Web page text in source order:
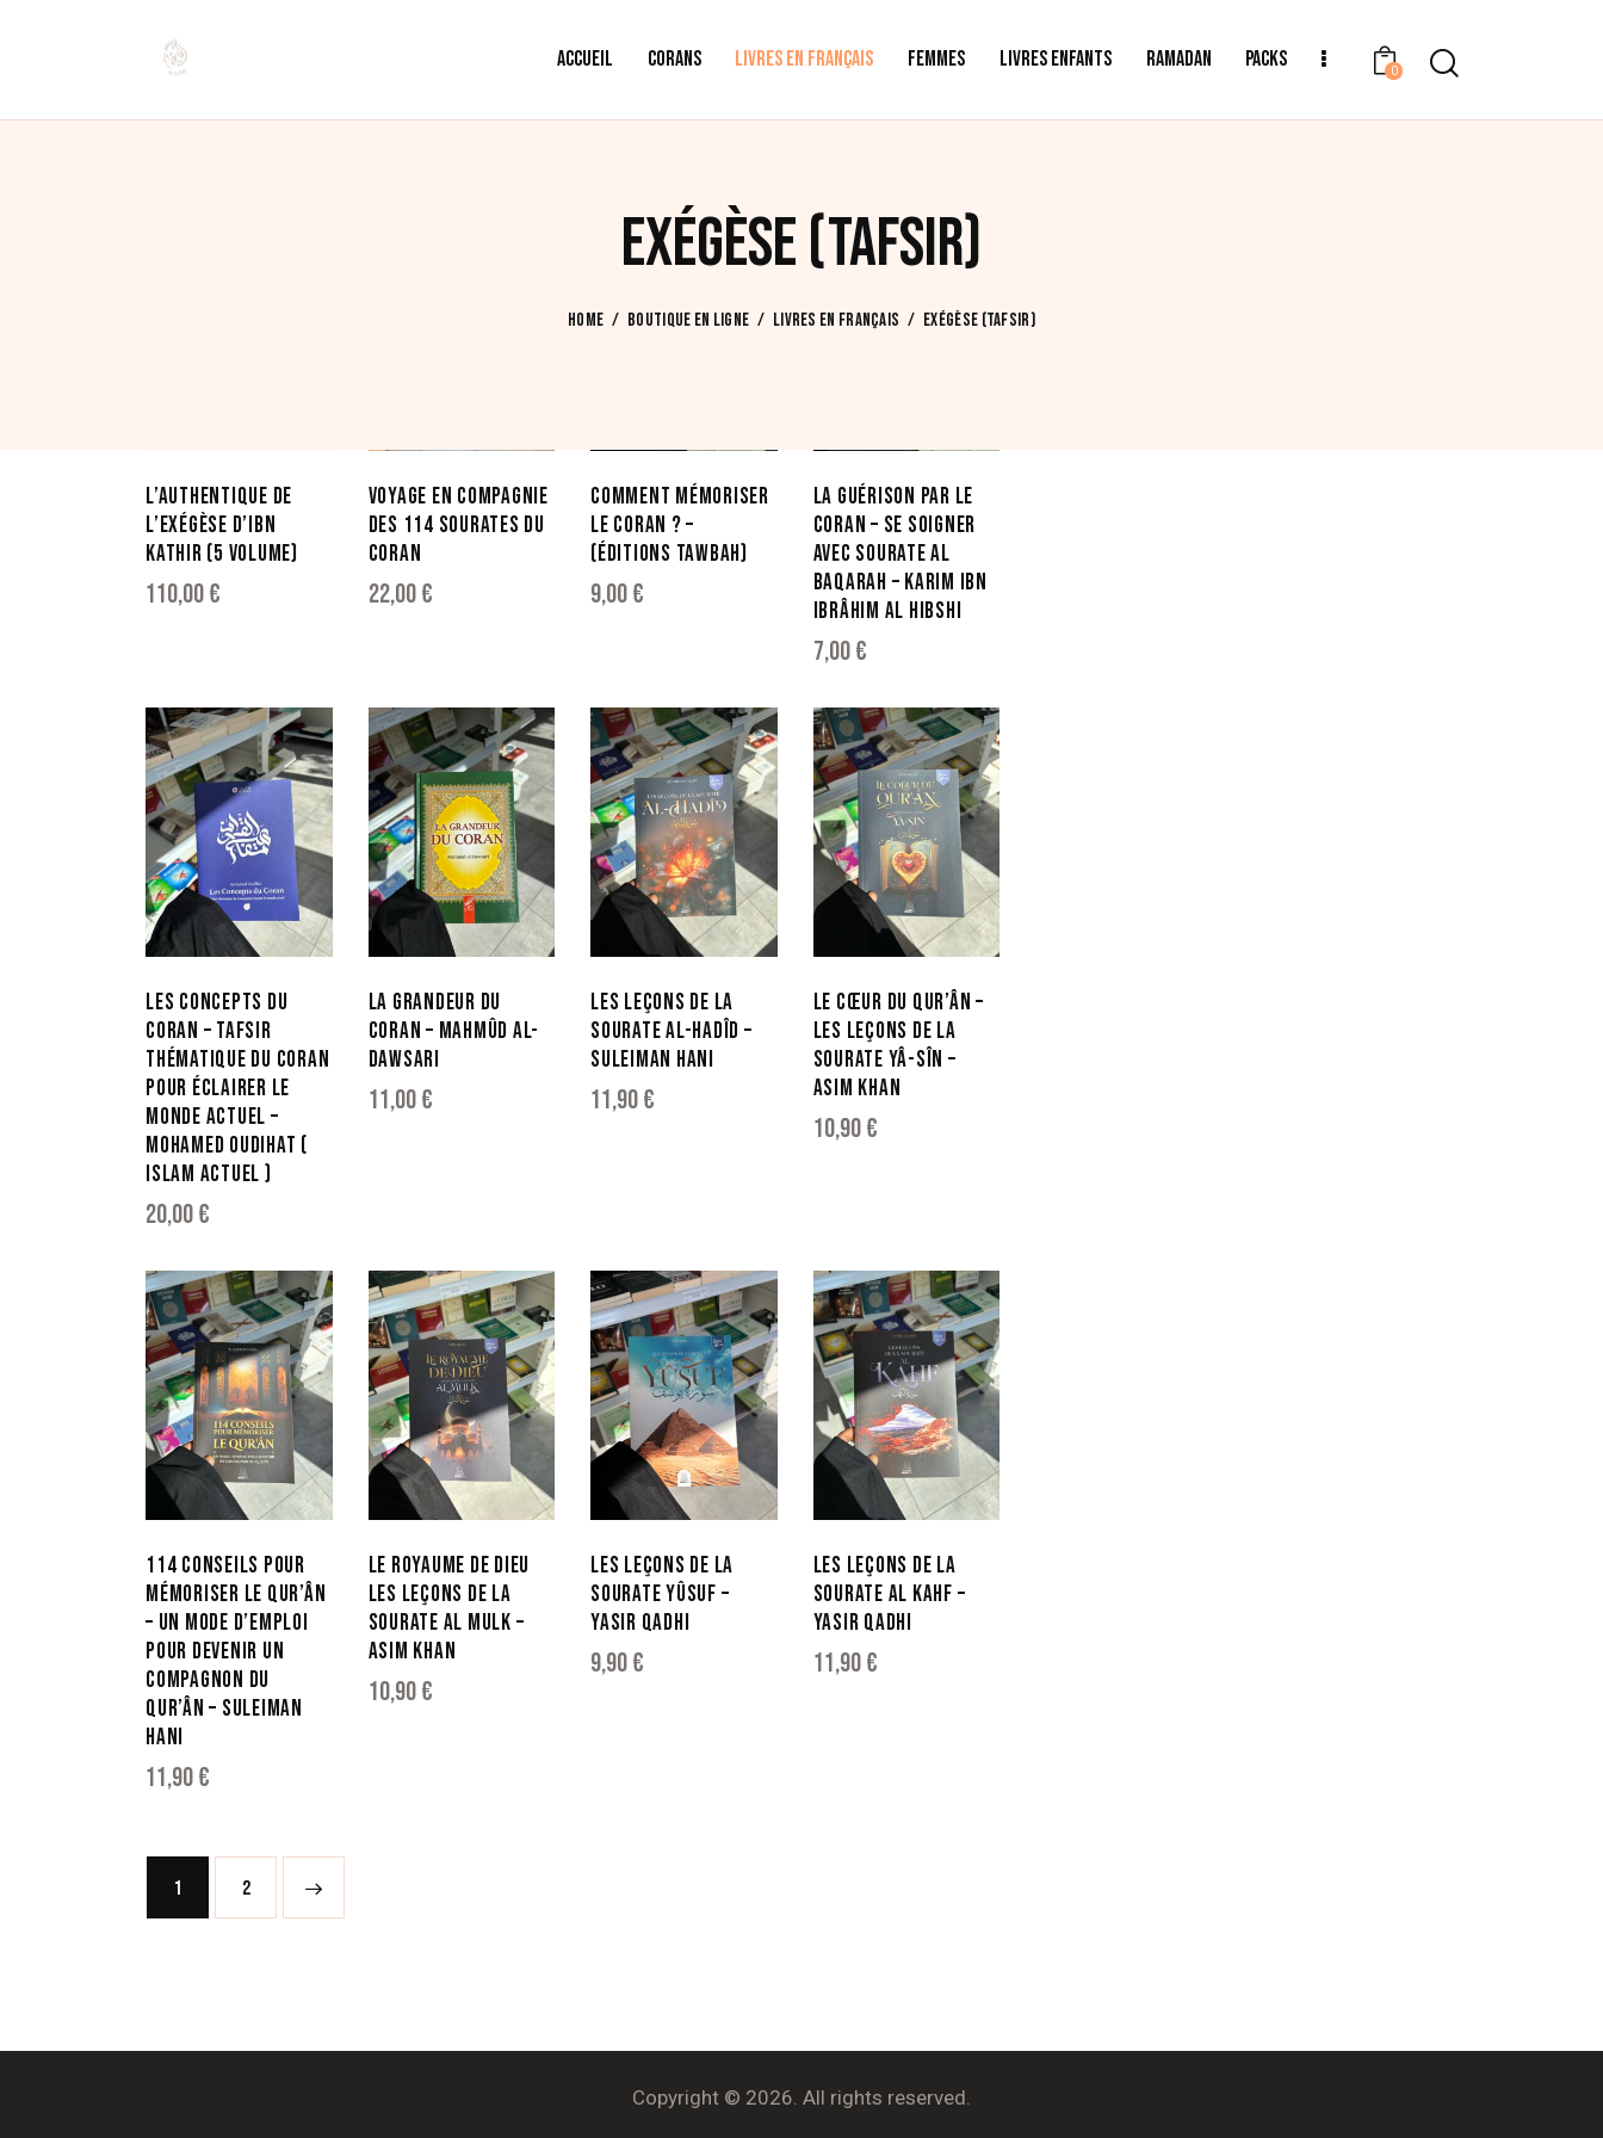
ACCUEIL CORANS LIVRES EN FRANÇAIS FEMMES LIVRES ENFANTS RAMADAN PACKS 0
EXÉGÈSE (TAFSIR)
HOME BOUTIQUE EN LIGNE LIVRES EN FRANÇAIS EXÉGÈSE (TAFSIR)
L’AUTHENTIQUE DE
L’EXÉGÈSE D’IBN
KATHIR (5 VOLUME)
110,00€
VOYAGE EN COMPAGNIE
DES 114 SOURATES DU
CORAN
22,00€
COMMENT MÉMORISER
LE CORAN ? –
(ÉDITIONS TAWBAH)
9,00€
LA GUÉRISON PAR LE
CORAN – SE SOIGNER
AVEC SOURATE AL
BAQARAH – KARIM IBN
IBRÂHIM AL HIBSHI
7,00€
LES CONCEPTS DU
CORAN – TAFSIR
THÉMATIQUE DU CORAN
POUR ÉCLAIRER LE
MONDE ACTUEL –
MOHAMED OUDIHAT (
ISLAM ACTUEL )
20,00€
LA GRANDEUR DU
CORAN – MAHMÛD AL-
DAWSARI
11,00€
LES LEÇONS DE LA
SOURATE AL-HADÎD –
SULEIMAN HANI
11,90€
LE CŒUR DU QUR’ÂN –
LES LEÇONS DE LA
SOURATE YÂ-SÎN –
ASIM KHAN
10,90€
114 CONSEILS POUR
MÉMORISER LE QUR’ÂN
– UN MODE D’EMPLOI
POUR DEVENIR UN
COMPAGNON DU
QUR’ÂN – SULEIMAN
HANI
11,90€
LE ROYAUME DE DIEU
LES LEÇONS DE LA
SOURATE AL MULK –
ASIM KHAN
10,90€
LES LEÇONS DE LA
SOURATE YÛSUF –
YASIR QADHI
9,90€
LES LEÇONS DE LA
SOURATE AL KAHF –
YASIR QADHI
11,90€
1 2
Copyright © 2026. All rights reserved.